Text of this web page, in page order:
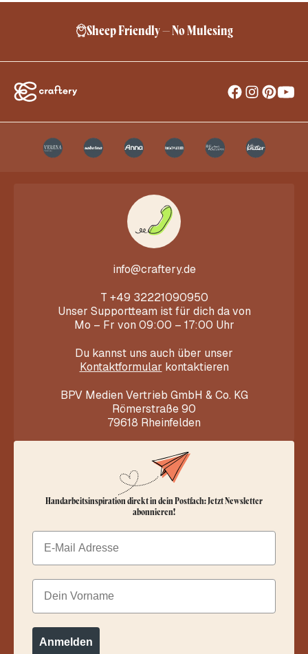
Sheep Friendly – No Mulesing
info@craftery.de
T +49 32221090950
Unser Supportteam ist für dich da von
Mo – Fr von 09:00 – 17:00 Uhr
Du kannst uns auch über unser
Kontaktformular kontaktieren
BPV Medien Vertrieb GmbH & Co. KG
Römerstraße 90
79618 Rheinfelden
Handarbeitsinspiration direkt in dein Postfach: Jetzt Newsletter
abonnieren!
Email
Dein Vorname
Anmelden